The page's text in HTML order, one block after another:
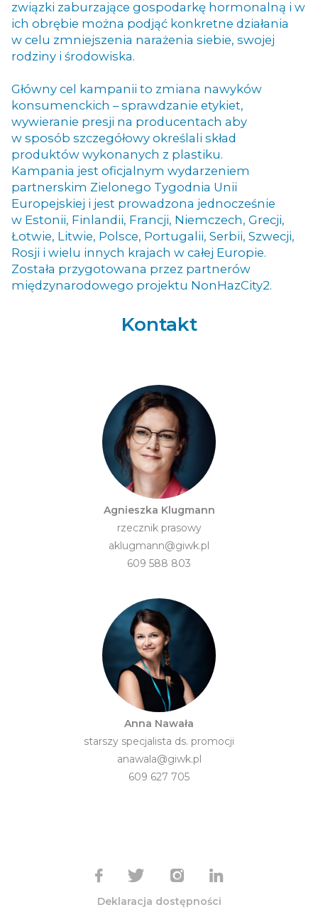
związki zaburzające gospodarkę hormonalną i w
ich obrębie można podjąć konkretne działania
w celu zmniejszenia narażenia siebie, swojej
rodziny i środowiska.
Główny cel kampanii to zmiana nawyków
konsumenckich – sprawdzanie etykiet,
wywieranie presji na producentach aby
w sposób szczegółowy określali skład
produktów wykonanych z plastiku.
Kampania jest oficjalnym wydarzeniem
partnerskim Zielonego Tygodnia Unii
Europejskiej i jest prowadzona jednocześnie
w Estonii, Finlandii, Francji, Niemczech, Grecji,
Łotwie, Litwie, Polsce, Portugalii, Serbii, Szwecji,
Rosji i wielu innych krajach w całej Europie.
Została przygotowana przez partnerów
międzynarodowego projektu NonHazCity2.
Kontakt
Agnieszka Klugmann
rzecznik prasowy
aklugmann@giwk.pl
609 588 803
Anna Nawała
starszy specjalista ds. promocji
anawala@giwk.pl
609 627 705
Deklaracja dostępności